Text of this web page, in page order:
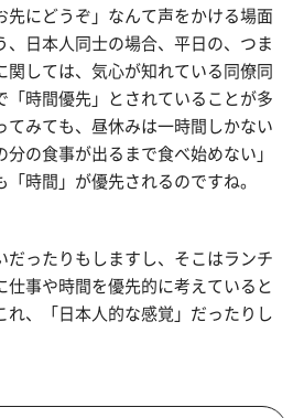
先にどうぞ」なんて声をかける場面
、日本人同士の場合、平日の、つま
関しては、気心が知れている同僚同
「時間優先」とされていることが多
てみても、昼休みは一時間しかない
の食事が出るまで食べ始めない」
時間」が優先されるのですね。
だったりもしますし、そこはランチ
仕事や時間を優先的に考えていると
れ、「日本人的な感覚」だったりし